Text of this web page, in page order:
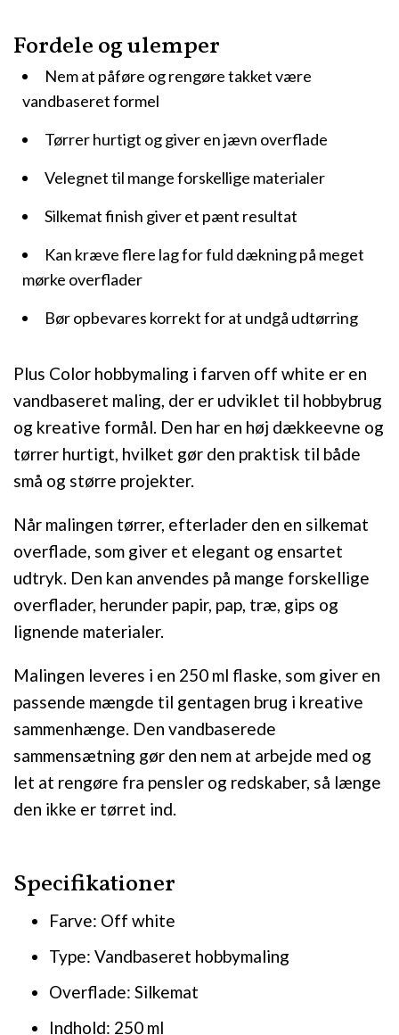
Plus Color hobbymaling i farven off white er en
vandbaseret maling, der er udviklet til hobbybrug
og kreative formål. Den har en høj dækkeevne og
tørrer hurtigt, hvilket gør den praktisk til både
små og større projekter.
Når malingen tørrer, efterlader den en silkemat
overflade, som giver et elegant og ensartet
udtryk. Den kan anvendes på mange forskellige
overflader, herunder papir, pap, træ, gips og
lignende materialer.
Malingen leveres i en 250 ml flaske, som giver en
passende mængde til gentagen brug i kreative
sammenhænge. Den vandbaserede
sammensætning gør den nem at arbejde med og
let at rengøre fra pensler og redskaber, så længe
den ikke er tørret ind.
Fordele og ulemper
Nem at påføre og rengøre takket være
vandbaseret formel
Tørrer hurtigt og giver en jævn overflade
Velegnet til mange forskellige materialer
Silkemat finish giver et pænt resultat
Kan kræve flere lag for fuld dækning på meget
mørke overflader
Bør opbevares korrekt for at undgå udtørring
Specifikationer
Farve: Off white
Type: Vandbaseret hobbymaling
Overflade: Silkemat
Indhold: 250 ml